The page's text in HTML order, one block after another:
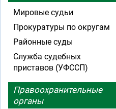
Мировые судьи
Прокуратуры по округам
Районные суды
Служба судебных
приставов (УФССП)
Правоохранительные
органы